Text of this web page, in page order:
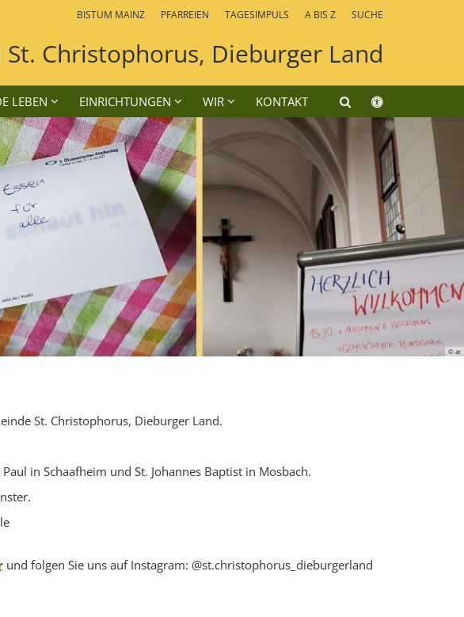
BISTUM MAINZ PFARREIEN TAGESIMPULS A BIS Z SUCHE
St. Christophorus, Dieburger Land
LEBEN EINRICHTUNGEN WIR KONTAKT
© ar
St. Christophorus, Dieburger Land.
in Schaafheim und St. Johannes Baptist in Mosbach.
und folgen Sie uns auf Instagram: @st.christophorus_dieburgerland